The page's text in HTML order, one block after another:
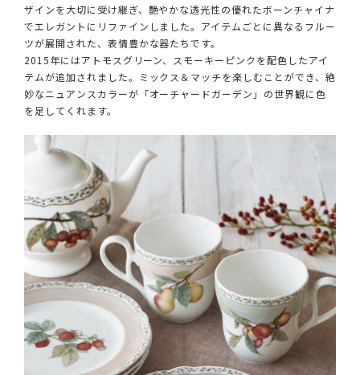
ザインを大切に受け継ぎ、艶やかな透光性の優れたボーンチャイナ
でエレガントにリファインしました。アイテムごとに異なるフルー
ツが展開された、表情豊かな器たちです。
2015年にはアトモスグリーン、スモーキーピンクを配色したアイ
テムが追加されました。ミックス＆マッチを楽しむことができ、絶
妙なニュアンスカラーが「オーチャードガーデン」の世界観に色
を足してくれます。